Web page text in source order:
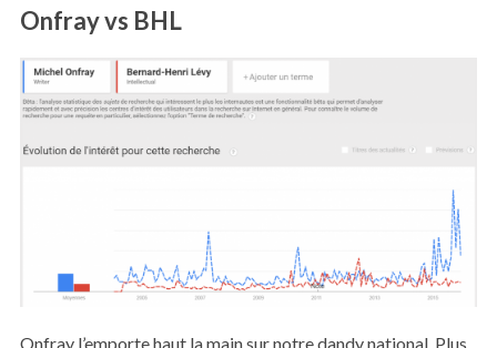
Onfray vs BHL
Onfray l’emporte haut la main sur notre dandy national. Plus